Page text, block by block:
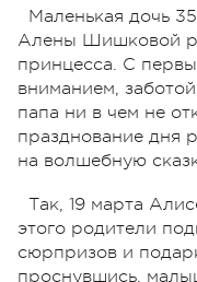
Маленькая дочь
Алены Шишковой
принцесса. С
вниманием,
папа ни в чем не
празднование дня
на волшебную
Так, 19 марта
этого родители
сюрпризов и
проснувшись,